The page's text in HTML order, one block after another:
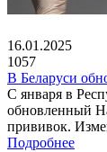
16.01.2025
1057
В Беларуси
С января в
обновленный
прививок.
Подробнее